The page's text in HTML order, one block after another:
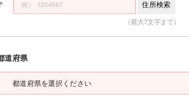
（最大7文字まで）
住所検索
道府県